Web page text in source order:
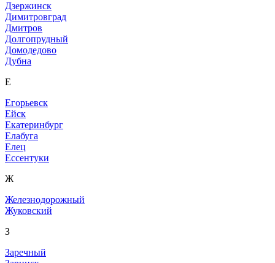
Дзержинск
Димитровград
Дмитров
Долгопрудный
Домодедово
Дубна
Е
Егорьевск
Ейск
Екатеринбург
Елабуга
Елец
Ессентуки
Ж
Железнодорожный
Жуковский
З
Заречный